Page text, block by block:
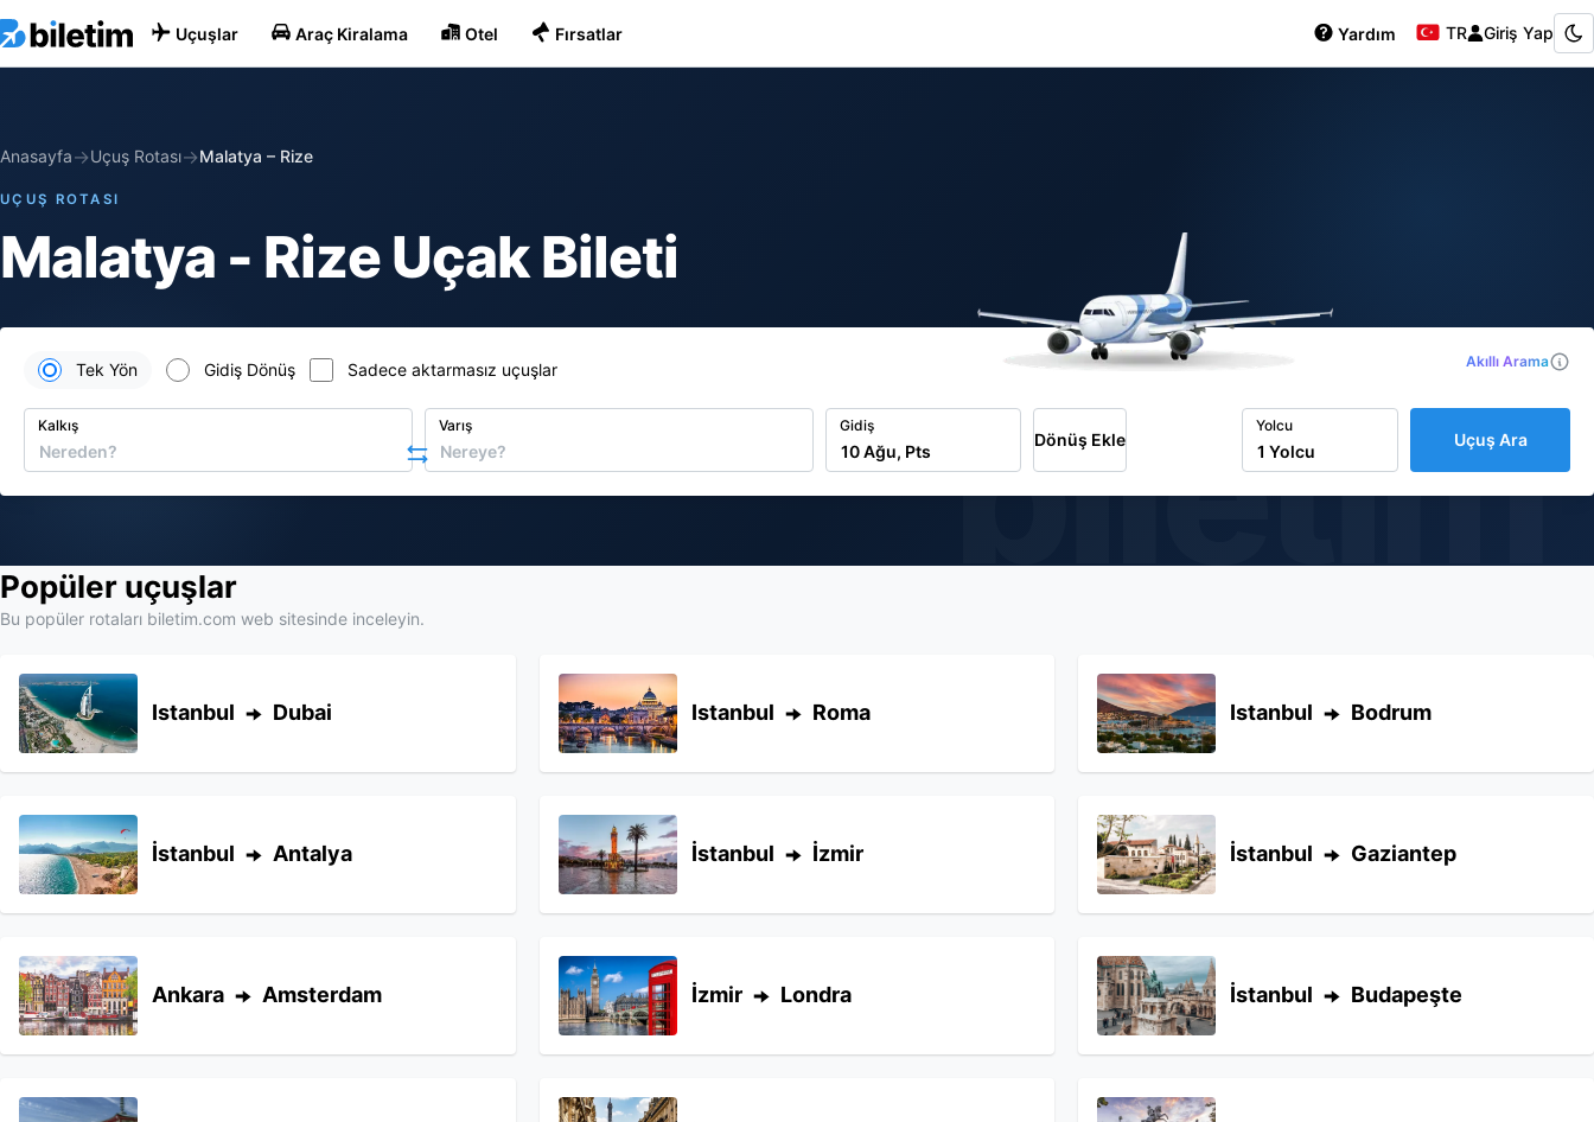
Uçuşlar Araç Kiralama Otel Fırsatlar Yardım TR Giriş Yap
biletim
Anasayfa→Uçuş Rotası→Malatya – Rize
UÇUŞ ROTASI
Malatya - Rize Uçak Bileti
Akıllı Arama
Tek Yön Gidiş Dönüş Sadece aktarmasız uçuşlar
Kalkış Varış Gidiş
10 Ağu, Pts
Dönüş Ekle
Yolcu
Uçuş Ara
Popüler uçuşlar
Bu popüler rotaları biletim.com web sitesinde inceleyin.
Istanbul Dubai Istanbul Roma Istanbul Bodrum
İstanbul Antalya İstanbul İzmir İstanbul Gaziantep
Ankara Amsterdam İzmir Londra İstanbul Budapeşte